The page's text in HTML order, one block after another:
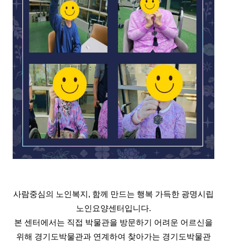
사람중심의 노인복지, 함께 만드는 행복 가득한 광명시립
노인요양센터입니다.
본 센터에서는 직접 박물관을 방문하기 어려운 어르신을
위해 경기도박물관과 연계하여 찾아가는 경기도박물관